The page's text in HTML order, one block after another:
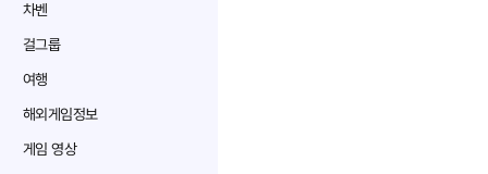
차벤
걸그룹
여행
해외게임정보
게임 영상